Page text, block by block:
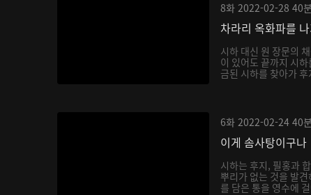
8화 2022-02-28 40분
차라리 옥화파를
시하 대신 원 장문의
이 있어도 끝까지 시
금된 시하를 찾아가
6화 2022-02-24 40분
이게 솜사탕이구나
시하는 후지, 필홍과
뿌리가 없는 것을 발
를 담은 통을 영수에